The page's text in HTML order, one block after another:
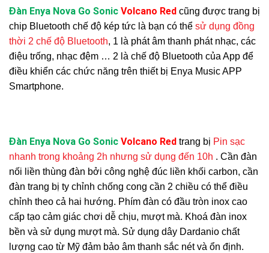
Đàn Enya Nova Go Sonic Volcano Red cũng được trang bị
chip Bluetooth chế độ kép tức là bạn có thể sử dụng đồng
thời 2 chế độ Bluetooth, 1 là phát âm thanh phát nhạc, các
điệu trống, nhạc đệm … 2 là chế độ Bluetooth của App để
điều khiển các chức năng trên thiết bị Enya Music APP
Smartphone.
Đàn Enya Nova Go Sonic Volcano Red trang bị Pin sạc
nhanh trong khoảng 2h nhưng sử dụng đến 10h . Cần đàn
nối liền thùng đàn bởi công nghệ đúc liền khối carbon, cần
đàn trang bị ty chỉnh chống cong cần 2 chiều có thể điều
chỉnh theo cả hai hướng. Phím đàn có đầu tròn inox cao
cấp tạo cảm giác chơi dễ chịu, mượt mà. Khoá đàn inox
bền và sử dụng mượt mà. Sử dụng dây Dardanio chất
lượng cao từ Mỹ đảm bảo âm thanh sắc nét và ổn định.